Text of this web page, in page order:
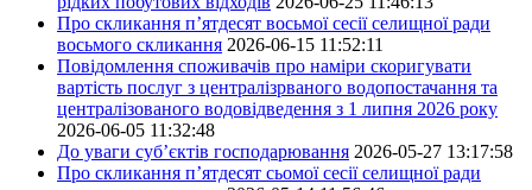
Про скликання п’ятдесят восьмої сесії селищної ради
восьмого скликання 2026-06-15 11:52:11
Повідомлення споживачів про наміри скоригувати
вартість послуг з централізрваного водопостачання та
централізованого водовідведення з 1 липня 2026 року
2026-06-05 11:32:48
До уваги суб’єктів господарювання 2026-05-27 13:17:58
Про скликання п’ятдесят сьомої сесії селищної ради